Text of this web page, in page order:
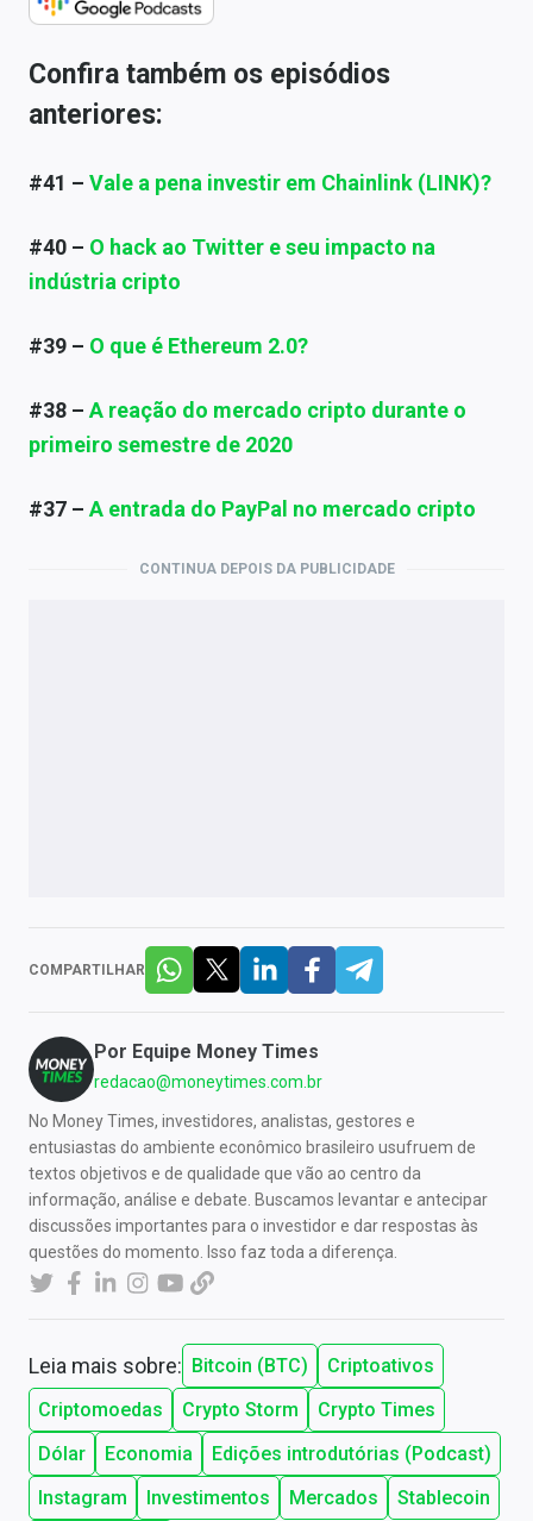
Confira também os episódios
anteriores:
#41 – Vale a pena investir em Chainlink (LINK)?
#40 – O hack ao Twitter e seu impacto na
indústria cripto
#39 – O que é Ethereum 2.0?
#38 –A reação do mercado cripto durante o
primeiro semestre de 2020
#37 –A entrada do PayPal no mercado cripto
CONTINUA DEPOIS DA PUBLICIDADE
COMPARTILHAR
Por Equipe Money Times
redacao@moneytimes.com.br
No Money Times, investidores, analistas, gestores e
entusiastas do ambiente econômico brasileiro usufruem de
textos objetivos e de qualidade que vão ao centro da
informação, análise e debate. Buscamos levantar e antecipar
discussões importantes para o investidor e dar respostas às
questões do momento. Isso faz toda a diferença.
Leia mais sobre: Bitcoin (BTC)
Criptoativos
Criptomoedas
Crypto Storm
Crypto Times
Dólar
Economia
Edições introdutórias (Podcast)
Instagram
Investimentos Mercados
Stablecoin